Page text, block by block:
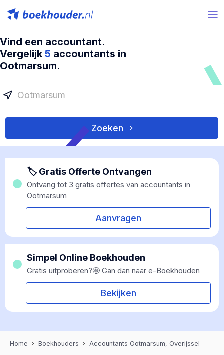
Vind een accountant.
Vergelijk 5 accountants in
Ootmarsum.
Zoeken
🏷 Gratis Offerte Ontvangen
Ontvang tot 3 gratis offertes van accountants in
Ootmarsum
Aanvragen
Simpel Online Boekhouden
Gratis uitproberen?🤩 Gan dan naar e-Boekhouden
Bekijken
Home Boekhouders Accountants Ootmarsum, Overijssel